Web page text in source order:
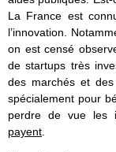
La France est
l’innovation.
on est censé
de startups très
des marchés et
spécialement pour
perdre de vue les
payent